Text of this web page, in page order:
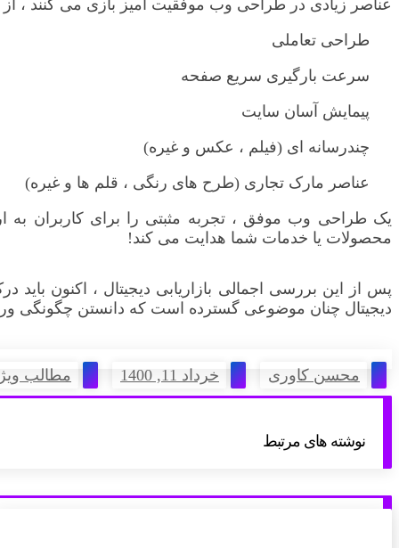
عناصر زیادی در طراحی وب موفقیت آمیز بازی می کنند ، از
طراحی تعاملی
سرعت بارگیری سریع صفحه
پیمایش آسان سایت
چندرسانه ای (فیلم ، عکس و غیره)
عناصر مارک تجاری (طرح های رنگی ، قلم ها و غیره)
یک طراحی وب موفق ، تجربه مثبتی را برای کاربران به
محصولات یا خدمات شما هدایت می کند!
پس از این بررسی اجمالی بازاریابی دیجیتال ، اکنون باید
دیجیتال چنان موضوعی گسترده است که دانستن چگونگی
محسن کاوری خرداد 11, 1400 مطالب
نوشته های مرتبط